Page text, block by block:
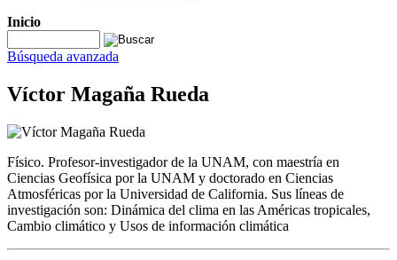
Inicio
Búsqueda avanzada
Víctor Magaña Rueda
Físico. Profesor-investigador de la UNAM, con maestría en
Ciencias Geofísica por la UNAM y doctorado en Ciencias
Atmosféricas por la Universidad de California. Sus líneas de
investigación son: Dinámica del clima en las Américas tropicales,
Cambio climático y Usos de información climática